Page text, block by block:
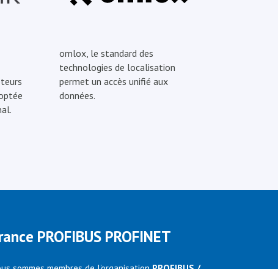
omlox, le standard des
technologies de localisation
permet un accès unifié aux
données.
PROFIBUS PROFINET